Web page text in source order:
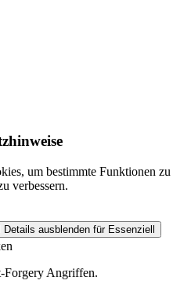
um bestimmte Funktionen zu
verbessern.
Details ausblenden für Essenziell
Forgery Angriffen.